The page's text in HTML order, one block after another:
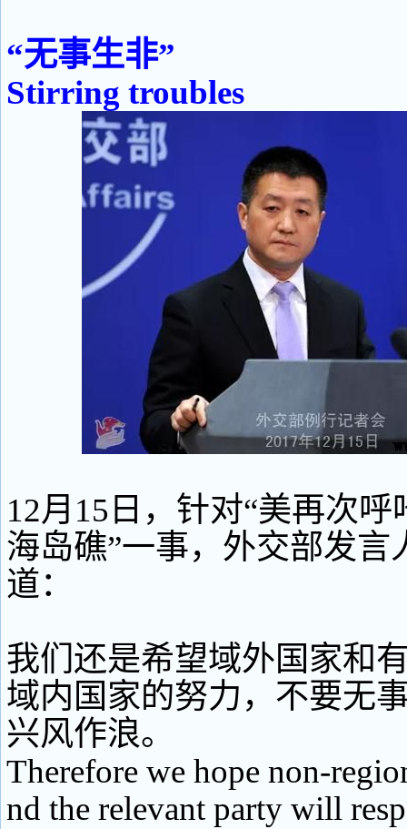
“无事生非”
Stirring troubles
12月15日，针对“美再次
海岛礁”一事，外交部发言
道：
我们还是希望域外国家和
域内国家的努力，不要无
兴风作浪。
Therefore we hope non-
nd the relevant party will